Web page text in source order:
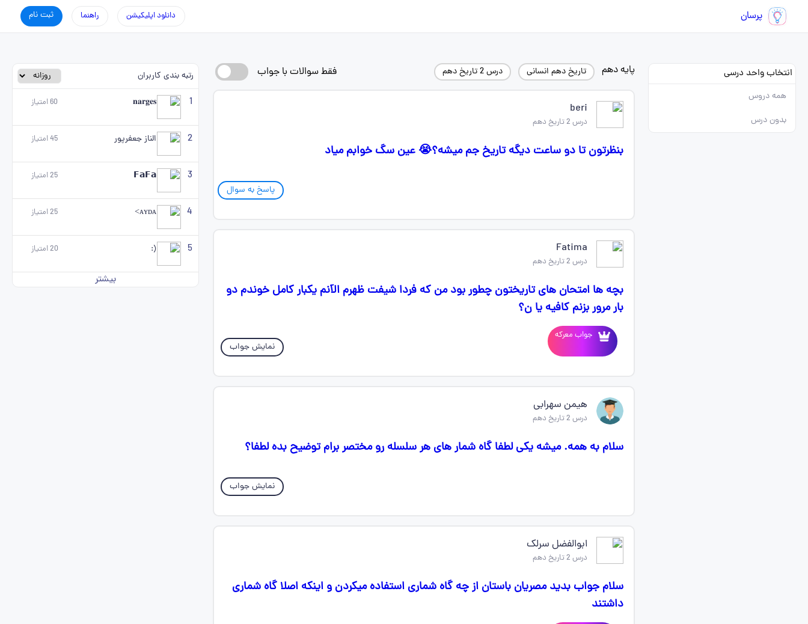
پرسان ثبت نام راهنما دانلود اپلیکیشن
انتخاب واحد درسی
همه دروس
بدون درس
پایه دهم تاریخ دهم انسانی درس 2 تاریخ دهم فقط سوالات با جواب
beri
درس 2 تاریخ دهم
بنظرتون تا دو ساعت دیگه تاریخ جم میشه؟😭 عین سگ خوابم میاد
پاسخ به سوال
Fatima
درس 2 تاریخ دهم
بچه ها امتحان های تاریختون چطور بود من که فردا شیفت ظهرم الآنم یکبار کامل خوندم دو
بار مرور بزنم کافیه یا ن؟
جواب معرکه
نمایش جواب
هیمن سهرابی
درس 2 تاریخ دهم
سلام به همه. میشه یکی لطفا گاه شمار های هر سلسله رو مختصر برام توضیح بده لطفا؟
نمایش جواب
ابوالفضل سرلک
درس 2 تاریخ دهم
سلام جواب بدید مصریان باستان از چه گاه شماری استفاده میکردن و اینکه اصلا گاه شماری
داشتند
رتبه بندی کاربران
1
𝐧𝐚𝐫𝐠𝐞𝐬
60امتیاز
2 الناز جعفرپور 45امتیاز
3
𝗙𝗮𝗙𝗮
25امتیاز
4
ᴀʏᴅᴀ>
25امتیاز
5
‌‌‌‌‌‌‌(:
20امتیاز
بیشتر